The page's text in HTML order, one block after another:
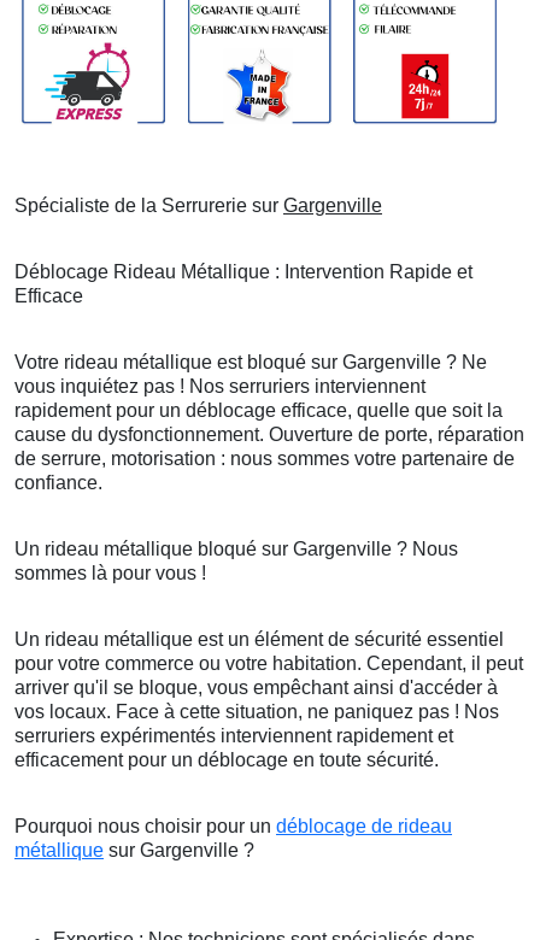
Spécialiste de la Serrurerie sur Gargenville
Déblocage Rideau Métallique : Intervention Rapide et
Efficace
Votre rideau métallique est bloqué sur Gargenville ? Ne
vous inquiétez pas ! Nos serruriers interviennent
rapidement pour un déblocage efficace, quelle que soit la
cause du dysfonctionnement. Ouverture de porte, réparation
de serrure, motorisation : nous sommes votre partenaire de
confiance.
Un rideau métallique bloqué sur Gargenville ? Nous
sommes là pour vous !
Un rideau métallique est un élément de sécurité essentiel
pour votre commerce ou votre habitation. Cependant, il peut
arriver qu'il se bloque, vous empêchant ainsi d'accéder à
vos locaux. Face à cette situation, ne paniquez pas ! Nos
serruriers expérimentés interviennent rapidement et
efficacement pour un déblocage en toute sécurité.
Pourquoi nous choisir pour un déblocage de rideau
métallique sur Gargenville ?